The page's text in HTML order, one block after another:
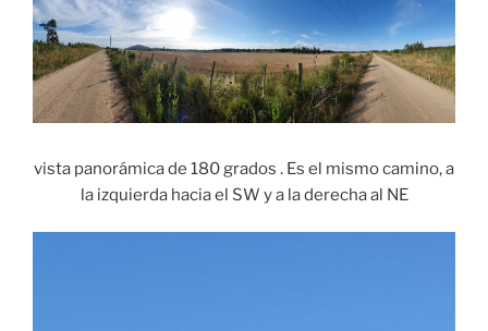
vista panorámica de 180 grados . Es el mismo camino, a
la izquierda hacia el SW y a la derecha al NE